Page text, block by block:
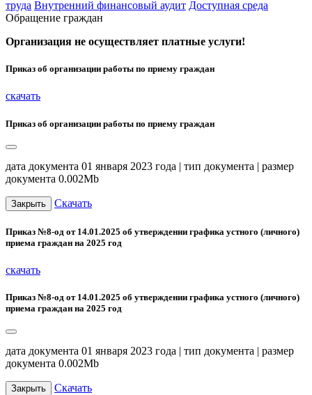
труда Внутренний финансовый аудит Доступная среда
Обращение граждан
Организация не осуществляет платные услуги!
Приказ об организации работы по приему граждан
скачать
Приказ об организации работы по приему граждан
дата документа 01 января 2023 года | тип документа | размер
документа 0.002Mb
Закрыть Скачать
Приказ №8-од от 14.01.2025 об утверждении графика устного (личного)
приема граждан на 2025 год
скачать
Приказ №8-од от 14.01.2025 об утверждении графика устного (личного)
приема граждан на 2025 год
дата документа 01 января 2023 года | тип документа | размер
документа 0.002Mb
Закрыть Скачать